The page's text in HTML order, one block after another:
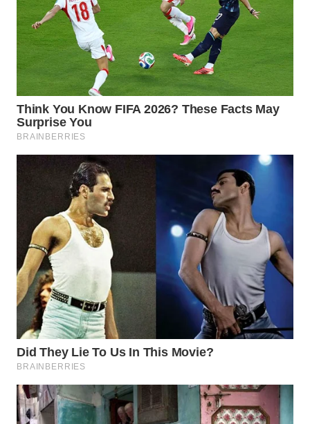
Wahana
Media
Group
WAHANA
NEWS
WAHANA
WAHANA
WAHANA
INFRASTRUKTUR
WAHANA
KONSUMEN
WAHANA
LISTRIK
WAHANA
TRAVEL